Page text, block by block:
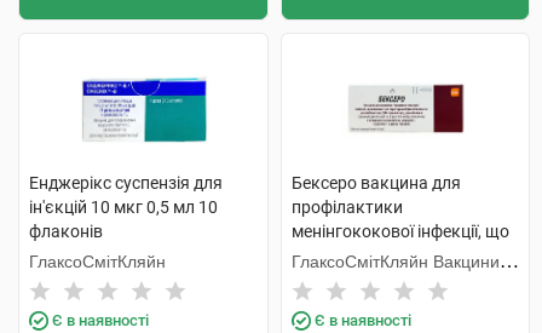
Енджерікс суспензія для
ін'єкцій 10 мкг 0,5 мл 10
флаконів
ГлаксоСмітКляйн
Є в наявності
Бексеро вакцина для
профілактики
менінгококової інфекції, що
викликається серогрупою В
суспензія для ін'єкцій 0,5 мл
1 шприц
ГлаксоСмітКляйн Вакцини
С.Р.Л.
Є в наявності